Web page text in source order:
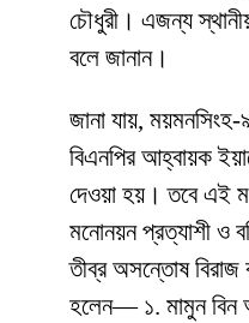
চৌধুরী। এজন্য স্থানীয়
বলে জানান।
জানা যায়,
বিএনপির আহ্বায়ক
দেওয়া হয়। তবে এই
মনোনয়ন প্রত্যাশী ও
তীব্র অসন্তোষ বিরাজ
হলেন— ১. মামুন বিন